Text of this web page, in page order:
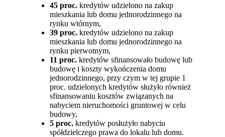
45 proc.kredytów udzielono na zakup
mieszkania lub domu jednorodzinnego na
rynku wtórnym,
39 proc.kredytów udzielono na zakup
mieszkania lub domu jednorodzinnego na
rynku pierwotnym,
11 proc.kredytów sfinansowało budowę lub
budowę i koszty wykończenia domu
jednorodzinnego, przy czym w tej grupie 1
proc. udzielonych kredytów służyło również
sfinansowaniu kosztów związanych na
nabyciem nieruchomości gruntowej w celu
budowy,
5 proc.kredytów posłużyło nabyciu
spółdzielczego prawa do lokalu lub domu.